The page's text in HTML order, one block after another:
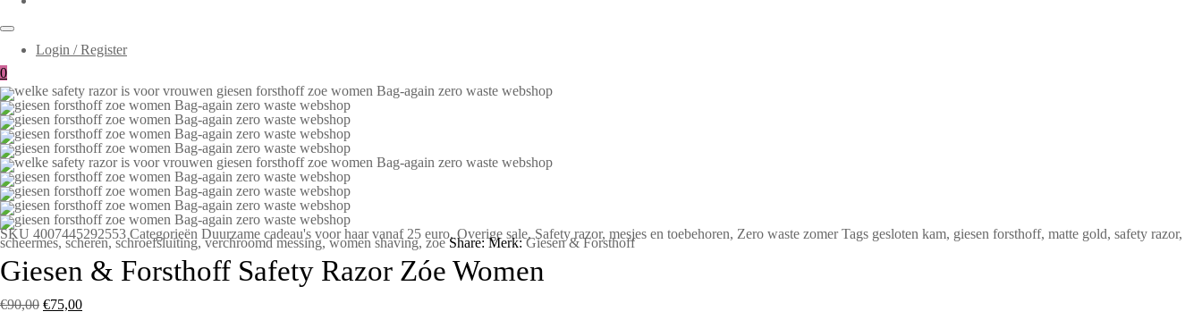
Login / Register
0
SKU 4007445292553 Categorieën Duurzame cadeau's voor haar vanaf 25 euro, Overige sale, Safety razor, mesjes en toebehoren, Zero waste zomer Tags gesloten kam, giesen forsthoff, matte gold, safety razor,
scheermes, scheren,schroefsluiting,verchroomd messing,women shaving, zoe Share: Merk:Giesen & Forsthoff
Giesen & Forsthoff Safety Razor Zóe Women
€90,00 €75,00